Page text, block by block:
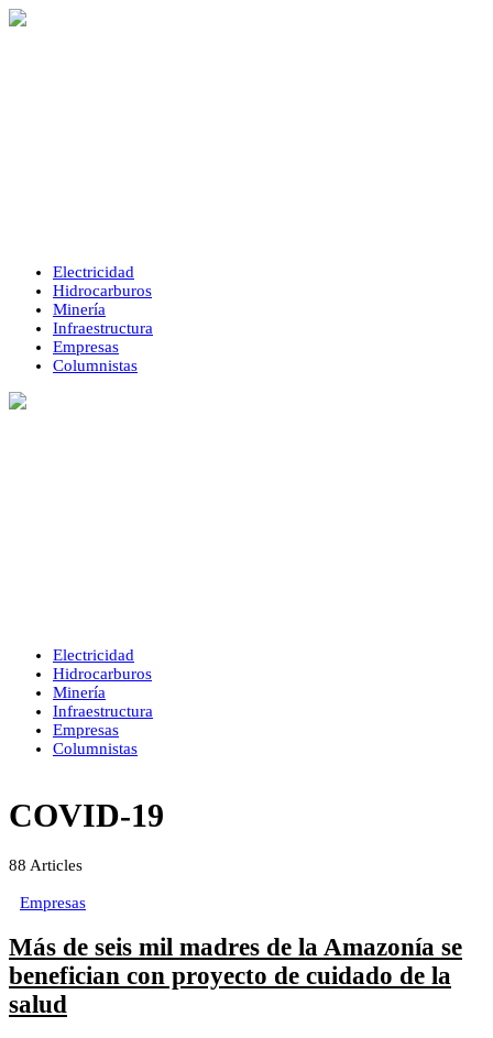
Electricidad
Hidrocarburos
Minería
Infraestructura
Empresas
Columnistas
Electricidad
Hidrocarburos
Minería
Infraestructura
Empresas
Columnistas
COVID-19
88 Articles
Empresas
Más de seis mil madres de la Amazonía se
benefician con proyecto de cuidado de la
salud